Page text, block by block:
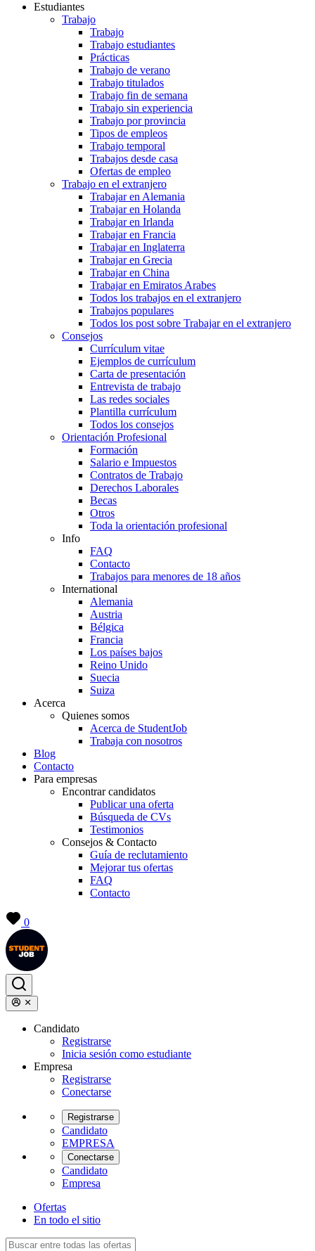
Estudiantes
Trabajo
Trabajo
Trabajo estudiantes
Prácticas
Trabajo de verano
Trabajo titulados
Trabajo fin de semana
Trabajo sin experiencia
Trabajo por provincia
Tipos de empleos
Trabajo temporal
Trabajos desde casa
Ofertas de empleo
Trabajo en el extranjero
Trabajar en Alemania
Trabajar en Holanda
Trabajar en Irlanda
Trabajar en Francia
Trabajar en Inglaterra
Trabajar en Grecia
Trabajar en China
Trabajar en Emiratos Arabes
Todos los trabajos en el extranjero
Trabajos populares
Todos los post sobre Trabajar en el extranjero
Consejos
Currículum vitae
Ejemplos de currículum
Carta de presentación
Entrevista de trabajo
Las redes sociales
Plantilla currículum
Todos los consejos
Orientación Profesional
Formación
Salario e Impuestos
Contratos de Trabajo
Derechos Laborales
Becas
Otros
Toda la orientación profesional
Info
FAQ
Contacto
Trabajos para menores de 18 años
International
Alemania
Austria
Bélgica
Francia
Los países bajos
Reino Unido
Suecia
Suiza
Acerca
Quienes somos
Acerca de StudentJob
Trabaja con nosotros
Blog
Contacto
Para empresas
Encontrar candidatos
Publicar una oferta
Búsqueda de CVs
Testimonios
Consejos & Contacto
Guía de reclutamiento
Mejorar tus ofertas
FAQ
Contacto
0
Candidato
Registrarse
Inicia sesión como estudiante
Empresa
Registrarse
Conectarse
Registrarse
Candidato
EMPRESA
Conectarse
Candidato
Empresa
Ofertas
En todo el sitio